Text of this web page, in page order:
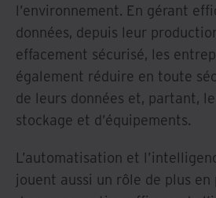
l’environnement. En gérant
données, depuis leur
effacement sécurisé, les
également réduire en toute
de leurs données et, partant,
stockage et d’équipements.
L’automatisation et
jouent aussi un rôle de plus